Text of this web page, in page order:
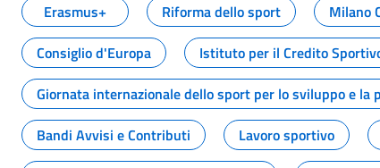
Erasmus+
Riforma dello sport Milano
Consiglio d'Europa
Istituto per il Credito
Giornata internazionale dello sport per lo sviluppo e la
Bandi Avvisi e Contributi
Lavoro sportivo